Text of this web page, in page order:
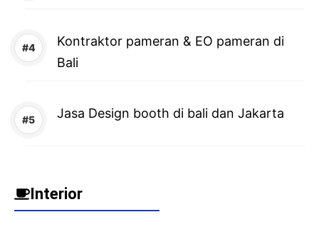
Kontraktor pameran & EO pameran di
Bali
Jasa Design booth di bali dan Jakarta
Interior